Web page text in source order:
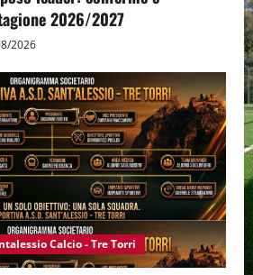
2026/2027
2026
Calcio - Tre Torri